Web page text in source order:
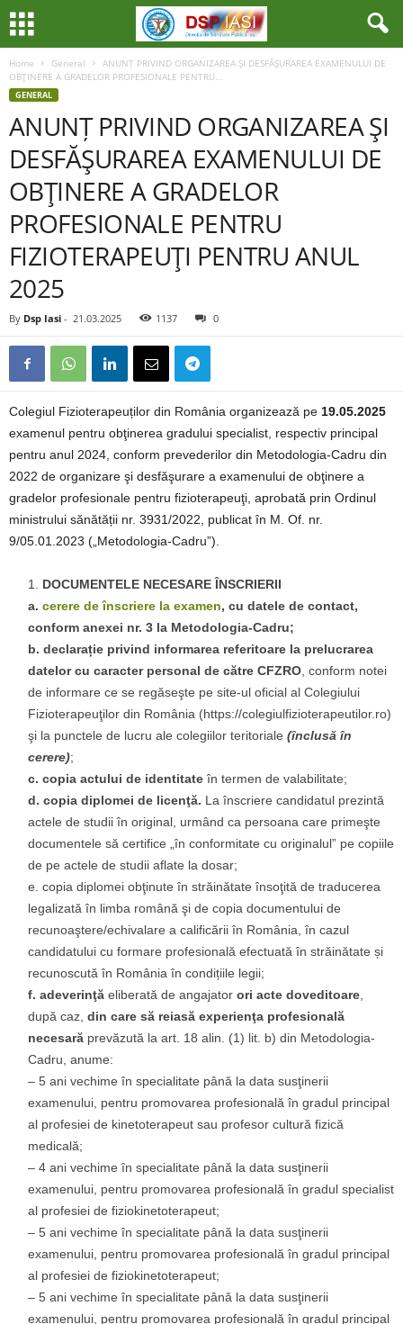
Home General
ANUNȚ PRIVIND ORGANIZAREA ŞI DESFĂŞURAREA EXAMENULUI DE
OBŢINERE A GRADELOR PROFESIONALE PENTRU...
GENERAL
ANUNȚ PRIVIND ORGANIZAREA ŞI
DESFĂŞURAREA EXAMENULUI DE
OBŢINERE A GRADELOR
PROFESIONALE PENTRU
FIZIOTERAPEUŢI PENTRU ANUL
2025
By Dsp Iasi - 21.03.2025 1137 0
Colegiul Fizioterapeuților din România organizează pe 19.05.2025
examenul pentru obţinerea gradului specialist, respectiv principal
pentru anul 2024, conform prevederilor din Metodologia-Cadru din
2022 de organizare şi desfăşurare a examenului de obţinere a
gradelor profesionale pentru fizioterapeuţi, aprobată prin Ordinul
ministrului sănătății nr. 3931/2022, publicat în M. Of. nr.
9/05.01.2023 („Metodologia-Cadru”).
DOCUMENTELE NECESARE ÎNSCRIERII
a. cerere de înscriere la examen, cu datele de contact,
conform anexei nr. 3 la Metodologia-Cadru;
b. declarație privind informarea referitoare la prelucrarea
datelor cu caracter personal de către CFZRO , conform notei
de informare ce se regăseşte pe site-ul oficial al Colegiului
Fizioterapeuţilor din România (https://colegiulfizioterapeutilor.ro)
şi la punctele de lucru ale colegiilor teritoriale (înclusă în
cerere);
c. copia actului de identitate în termen de valabilitate;
d. copia diplomei de licenţă. La înscriere candidatul prezintă
actele de studii în original, urmând ca persoana care primeşte
documentele să certifice „în conformitate cu originalul” pe copiile
de pe actele de studii aflate la dosar;
e. copia diplomei obţinute în străinătate însoţită de traducerea
legalizată în limba română şi de copia documentului de
recunoaştere/echivalare a calificării în România, în cazul
candidatului cu formare profesională efectuată în străinătate și
recunoscută în România în condițiile legii;
f. adeverinţă eliberată de angajator ori acte doveditoare
după caz, din care să reiasă experienţa profesională
necesară prevăzută la art. 18 alin. (1) lit. b) din Metodologia-
Cadru, anume:
– 5 ani vechime în specialitate până la data susţinerii
examenului, pentru promovarea profesională în gradul principal
al profesiei de kinetoterapeut sau profesor cultură fizică
medicală;
– 4 ani vechime în specialitate până la data susţinerii
examenului, pentru promovarea profesională în gradul specialist
al profesiei de fiziokinetoterapeut;
– 5 ani vechime în specialitate până la data susţinerii
examenului, pentru promovarea profesională în gradul principal
al profesiei de fiziokinetoterapeut;
– 5 ani vechime în specialitate până la data susţinerii
examenului, pentru promovarea profesională în gradul principal